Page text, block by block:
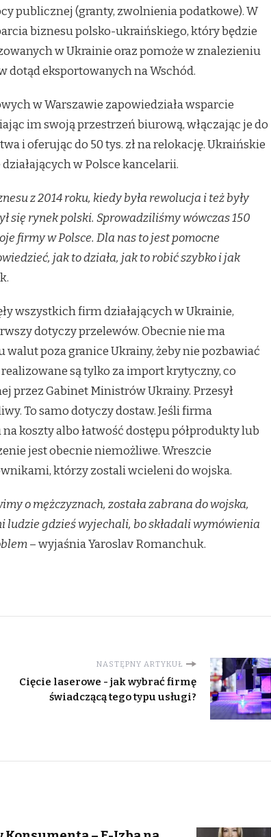
publicznej (granty, zwolnienia podatkowe). W
biznesu polsko-ukraińskiego, który będzie
w Ukrainie oraz pomoże w znalezieniu
eksportowanych na Wschód.
w Warszawie zapowiedziała wsparcie
im swoją przestrzeń biurową, włączając je do
i oferując do 50 tys. zł na relokację. Ukraińskie
w Polsce kancelarii.
z 2014 roku, kiedy była rewolucja i też były
się rynek polski. Sprowadziliśmy wówczas 150
firmy w Polsce. Dla nas to jest pomocne
jak to działa, jak to robić szybko i jak
wszystkich firm działających w Ukrainie,
dotyczy przelewów. Obecnie nie ma
poza granice Ukrainy, żeby nie pozbawiać
są tylko za import krytyczny, co
przez Gabinet Ministrów Ukrainy. Przesył
To samo dotyczy dostaw. Jeśli firma
koszty albo łatwość dostępu półprodukty lub
jest obecnie niemożliwe. Wreszcie
którzy zostali wcieleni do wojska.
o mężczyznach, została zabrana do wojska,
ludzie gdzieś wyjechali, bo składali wymówienia
– wyjaśnia Yaroslav Romanchuk.
NASTĘPNY ARTYKUŁ
Cięcie laserowe - jak wybrać firmę
świadczącą tego typu usługi?